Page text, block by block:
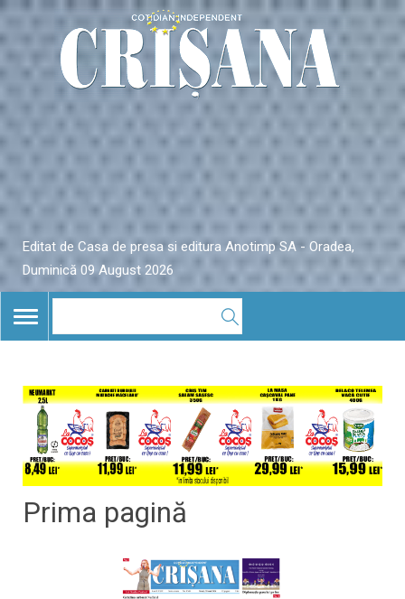
Editat de Casa de presa si editura Anotimp SA - Oradea,
Duminică 09 August 2026
TOGGLE
NAVIGATION
Prima pagină